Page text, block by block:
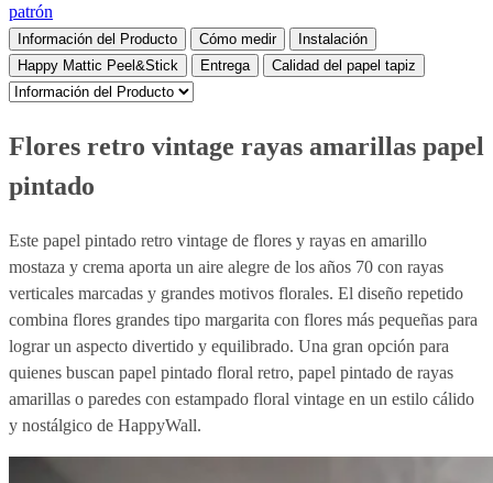
patrón
Información del Producto Cómo medir
Instalación
Happy Mattic Peel&Stick
Entrega Calidad del papel tapiz
Flores retro vintage rayas amarillas papel
pintado
Este papel pintado retro vintage de flores y rayas en amarillo
mostaza y crema aporta un aire alegre de los años 70 con rayas
verticales marcadas y grandes motivos florales. El diseño repetido
combina flores grandes tipo margarita con flores más pequeñas para
lograr un aspecto divertido y equilibrado. Una gran opción para
quienes buscan papel pintado floral retro, papel pintado de rayas
amarillas o paredes con estampado floral vintage en un estilo cálido
y nostálgico de HappyWall.